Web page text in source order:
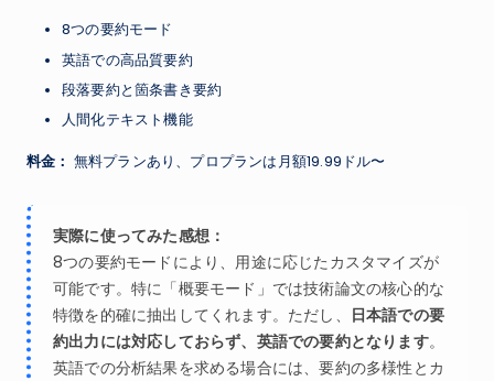
8つの要約モード
英語での高品質要約
段落要約と箇条書き要約
人間化テキスト機能
料金： 無料プランあり、プロプランは月額19.99ドル〜
実際に使ってみた感想：
8つの要約モードにより、用途に応じたカスタマイズが
可能です。特に「概要モード」では技術論文の核心的な
特徴を的確に抽出してくれます。ただし、
日本語での要
約出力には対応しておらず、英語での要約となります。
英語での分析結果を求める場合には、要約の多様性とカ